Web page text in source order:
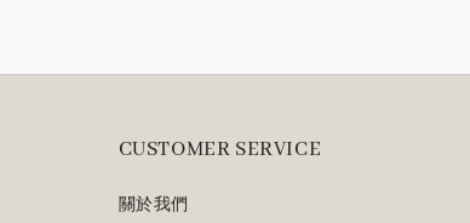
CUSTOMER SERVICE
關於我們